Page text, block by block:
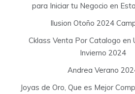
para Iniciar tu Negocio en
Ilusion Otoño 2024
Cklass Venta Por Catalogo en
Invierno 2024
Andrea Verano
Joyas de Oro, Que es Mejor